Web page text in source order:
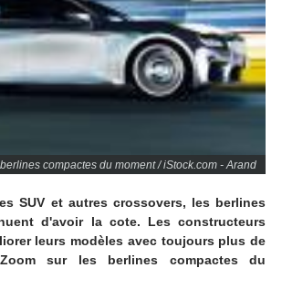
compactes du moment / iStock.com - Arand
SUV et autres crossovers, les berlines
d'avoir la cote. Les constructeurs
leurs modèles avec toujours plus de
sur les berlines compactes du